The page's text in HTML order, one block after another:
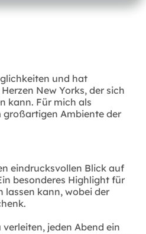
und hat
New Yorks, der sich
kann. Für mich als
großartigen Ambiente der
eindrucksvollen Blick auf
besonderes Highlight für
lassen kann, wobei der
jeden Abend ein